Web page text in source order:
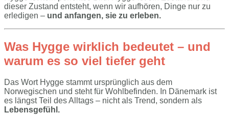
dieser Zustand entsteht, wenn wir aufhören, Dinge nur zu
erledigen – und anfangen, sie zu erleben.
Was Hygge wirklich bedeutet – und
warum es so viel tiefer geht
Das Wort Hygge stammt ursprünglich aus dem
Norwegischen und steht für Wohlbefinden. In Dänemark ist
es längst Teil des Alltags – nicht als Trend, sondern als
Lebensgefühl.